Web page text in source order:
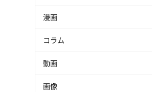
漫画
コラム
動画
画像